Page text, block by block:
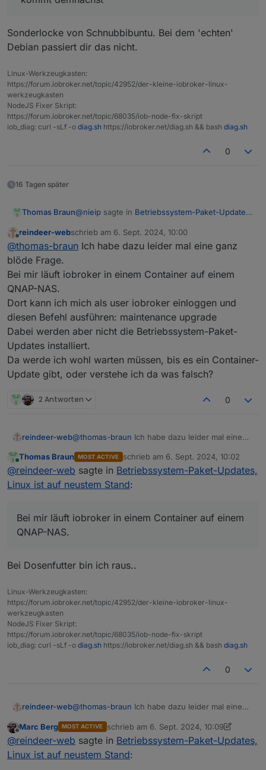
Sonderlocke von Schnubbibuntu. Bei dem 'echten'
Debian passiert dir das nicht.
Linux-Werkzeugkasten:
https://forum.iobroker.net/topic/42952/der-kleine-iobroker-linux-
werkzeugkasten
NodeJS Fixer Skript:
https://forum.iobroker.net/topic/68035/iob-node-fix-skript
iob_diag: curl -sLf -o diag.sh https://iobroker.net/diag.sh && bash diag.sh
0
16 Tagen später
Thomas Braun@nieip sagte in Betriebssystem-Paket-Updates,
nur wirklich per apt upgrade installierbare
eine Ebene tiefer anliegt.
die Updateprüfung des Betriebssystems
an das einstellbare Zeitintervall der
Updateprüfung der Adapter koppeln.
Ist ein Ding des OS, der admin zeigt nur an was
eine Ebene tiefer anliegt.
Hier habe ich ja nun gelernt, dass bei
meiner Installation eine Warteschleife
existiert ud ich auch nicht mit gesonderten
Updates installieren kann. Also setht
Sonderlocke von Schnubbibuntu. Bei dem
Offline
reindeer-webschrieb am 6. Sept. 2024, 10:00
zuletzt editiert von
@thomas-braun Ich habe dazu leider mal eine ganz
blöde Frage.
Bei mir läuft iobroker in einem Container auf einem
QNAP-NAS.
Dort kann ich mich als user iobroker einloggen und
diesen Befehl ausführen: maintenance upgrade
Dabei werden aber nicht die Betriebssystem-Paket-
Updates installiert.
Da werde ich wohl warten müssen, bis es ein Container-
Update gibt, oder verstehe ich da was falsch?
2 Antworten 0
reindeer-web@thomas-braun Ich habe dazu leider mal eine
Bei mir läuft iobroker in einem Container auf
einem QNAP-NAS.
Dort kann ich mich als user iobroker einloggen
Dabei werden aber nicht die Betriebssystem-
falsch?
Online
Thomas Braun MOST ACTIVE schrieb am 6. Sept. 2024, 10:02
zuletzt editiert von
@reindeer-web sagte in Betriebssystem-Paket-Updates,
Linux ist auf neustem Stand:
Bei mir läuft iobroker in einem Container auf einem
QNAP-NAS.
Bei Dosenfutter bin ich raus..
Linux-Werkzeugkasten:
https://forum.iobroker.net/topic/42952/der-kleine-iobroker-linux-
werkzeugkasten
NodeJS Fixer Skript:
https://forum.iobroker.net/topic/68035/iob-node-fix-skript
iob_diag: curl -sLf -o diag.sh https://iobroker.net/diag.sh && bash diag.sh
0
reindeer-web@thomas-braun Ich habe dazu leider mal eine
Bei mir läuft iobroker in einem Container auf
einem QNAP-NAS.
Dort kann ich mich als user iobroker einloggen
Offline
Marc Berg MOST ACTIVE schrieb am 6. Sept. 2024, 10:09
zuletzt editiert von Marc Berg9. Juni 2024,
@reindeer-web sagte in Betriebssystem-Paket-Updates,
Linux ist auf neustem Stand: